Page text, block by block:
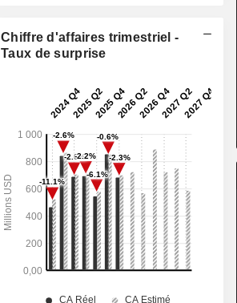
Chiffre d'affaires trimestriel -
Taux de surprise